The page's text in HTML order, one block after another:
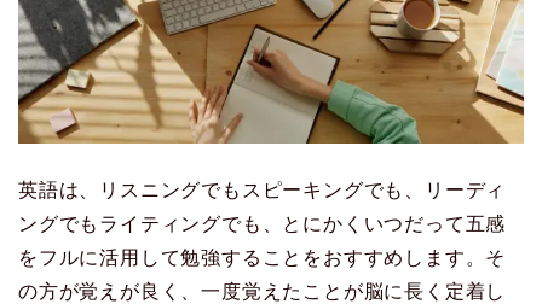
英語は、リスニングでもスピーキングでも、リーディ
ングでもライティングでも、とにかくいつだって五感
をフルに活用して勉強することをおすすめします。そ
の方が覚えが良く、一度覚えたことが脳に長く定着し